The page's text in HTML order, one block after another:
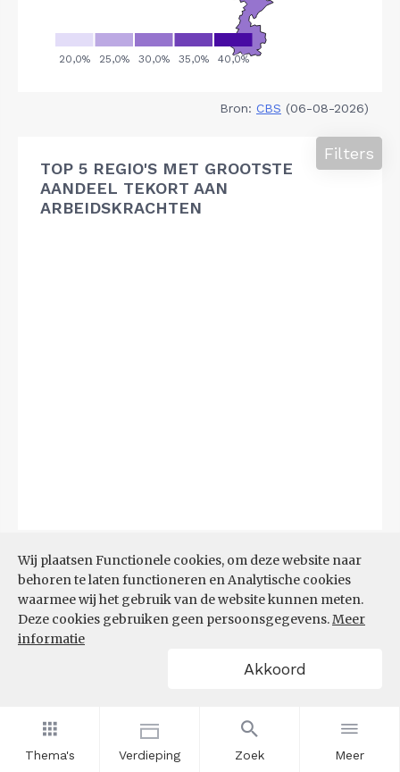
Thema's Verdieping Zoek Meer
Wij plaatsen Functionele cookies, om deze website naar
behoren te laten functioneren en Analytische cookies
waarmee wij het gebruik van de website kunnen meten.
Deze cookies gebruiken geen persoonsgegevens.Meer
informatie
Akkoord
Bron: CBS (06-08-2026)
TOP 5 REGIO'S MET GROOTSTE
AANDEEL TEKORT AAN
ARBEIDSKRACHTEN
Filters
TOP 10 REGIO'S MET KLEINSTE
AANDEEL TEKORT AAN
ARBEIDSKRACHTEN
Filters